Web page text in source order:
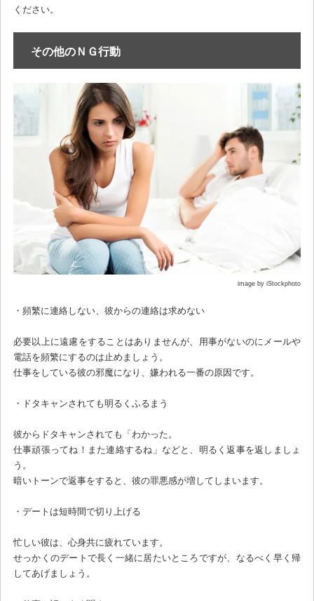
ください。
その他のＮＧ行動
image by iStockphoto
・頻繁に連絡しない、彼からの連絡は求めない
必要以上に遠慮をすることはありませんが、用事がないのにメールや
電話を頻繁にするのは止めましょう。
仕事をしている彼の邪魔になり、嫌われる一番の原因です。
・ドタキャンされても明るくふるまう
彼からドタキャンされても「わかった。
仕事頑張ってね！また連絡するね」などと、明るく返事を返しましょ
う。
暗いトーンで返事をすると、彼の罪悪感が増してしまいます。
・デートは短時間で切り上げる
忙しい彼は、心身共に疲れています。
せっかくのデートで長く一緒に居たいところですが、なるべく早く帰
してあげましょう。